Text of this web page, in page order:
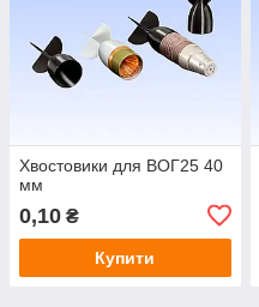
Хвостовики для ВОГ25 40
мм
0,10 ₴
Купити